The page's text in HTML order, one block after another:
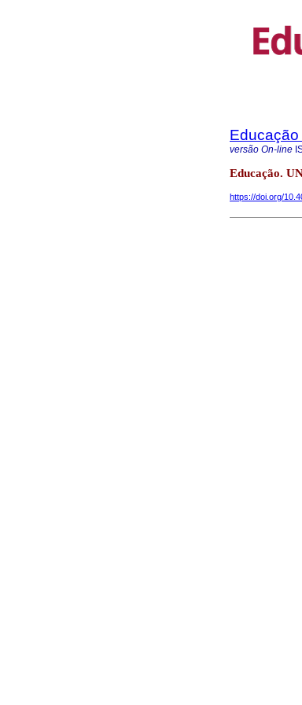
Educação
versão On-line
Educação.
https://doi.org/